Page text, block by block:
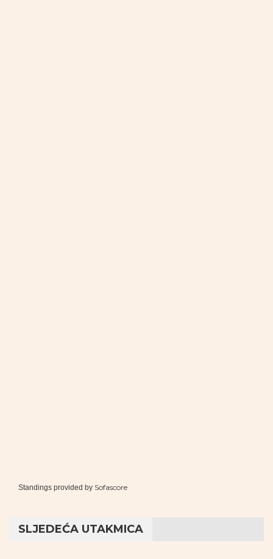
Standings provided by Sofascore
SLJEDEĆA UTAKMICA